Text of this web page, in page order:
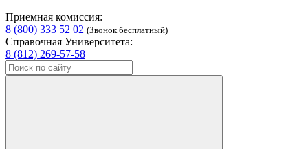
Приемная комиссия:
8 (800) 333 52 02 (Звонок бесплатный)
Справочная Университета:
8 (812) 269-57-58